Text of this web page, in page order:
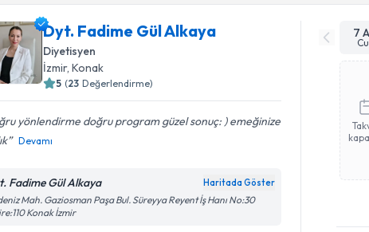
Dyt. Fadime Gül Alkaya
Diyetisyen
İzmir, Konak
5 (23 Değerlendirme)
yönlendirme doğru program güzel sonuç: ) emeğinize
Devamı
Fadime Gül Alkaya Haritada Göster
Mah. Gaziosman Paşa Bul. Süreyya Reyent İş Hanı No:30
Konak İzmir
7